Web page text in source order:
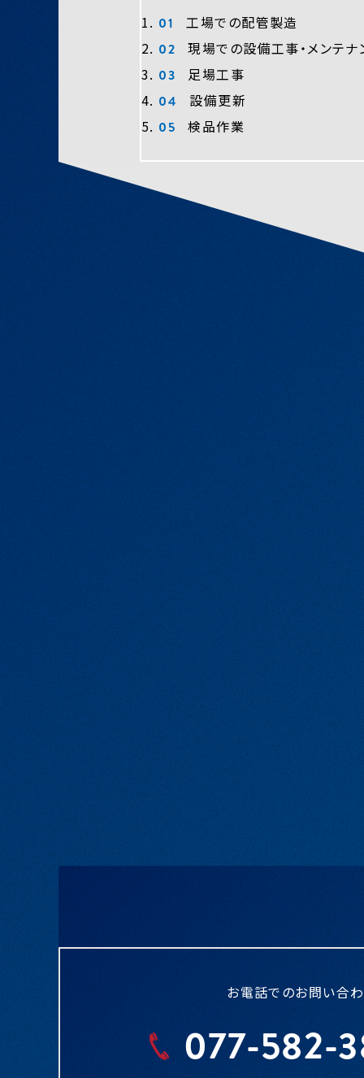
工場での配管製造
現場での設備工事・メンテナ
足場工事
設備更新
検品作業
お電話でのお問い合
077-582-